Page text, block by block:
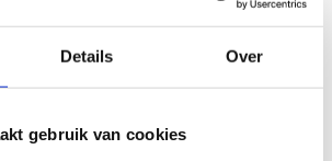
Details Over
gebruik van cookies